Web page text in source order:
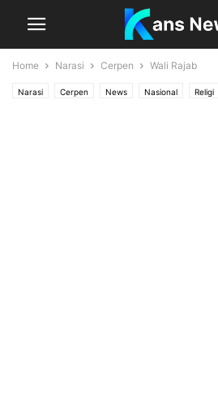
Home Narasi Cerpen Wali Rajab
Narasi Cerpen News Nasional Religi